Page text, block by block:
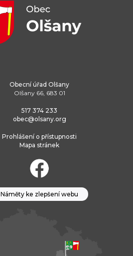
Obecní úřad Olšany
Olšany 66, 683 01
517 374 233
obec@olsany.org
Prohlášení o přístupnosti
Mapa stránek
Náměty ke zlepšení webu